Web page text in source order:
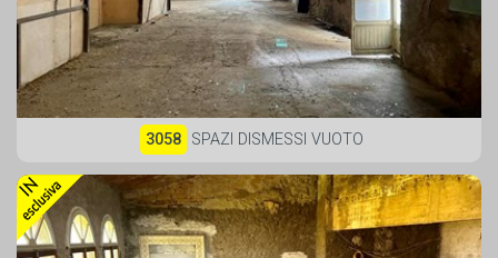
3058 SPAZI DISMESSI VUOTO